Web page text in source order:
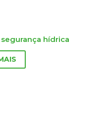
hídrica